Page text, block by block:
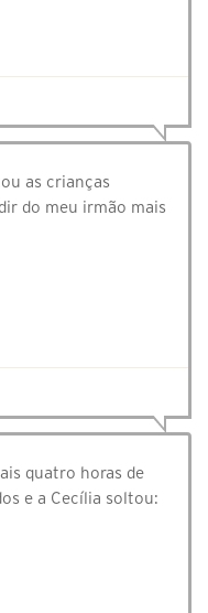
as crianças
do meu irmão mais
quatro horas de
e a Cecília soltou: